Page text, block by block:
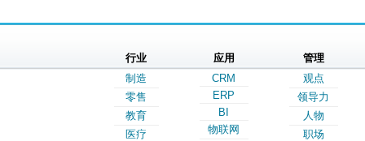
行业
制造
零售
教育
医疗
应用
CRM
ERP
BI
物联网
管理
观点
领导力
人物
职场